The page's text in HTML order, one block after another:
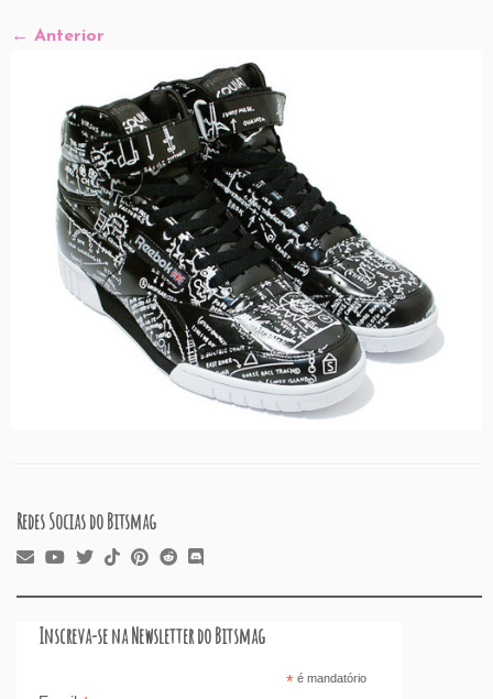
← Anterior
Redes Socias do Bitsmag
Inscreva-se na Newsletter do Bitsmag
*é mandatório